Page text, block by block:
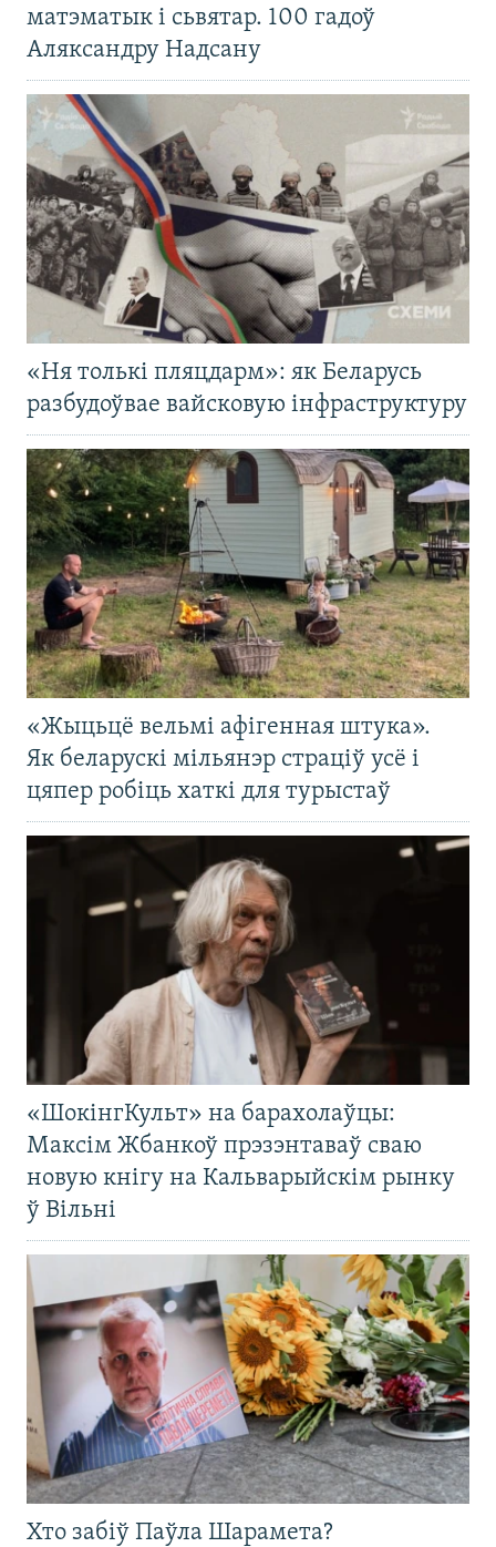
матэматык і сьвятар. 100 гадоў
Аляксандру Надсану
«Ня толькі пляцдарм»: як Беларусь
разбудоўвае вайсковую інфраструктуру
«Жыцьцё вельмі афігенная штука».
Як беларускі мільянэр страціў усё і
цяпер робіць хаткі для турыстаў
«ШокінгКульт» на барахолаўцы:
Максім Жбанкоў прэзэнтаваў сваю
новую кнігу на Кальварыйскім рынку
ў Вільні
Хто забіў Паўла Шарамета?